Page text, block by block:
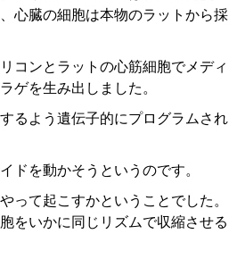
心臓の細胞は本物のラットから採
コンとラットの心筋細胞でメディ
ゲを生み出しました。
るよう遺伝子的にプログラムされ
ドを動かそうというのです。
って起こすかということでした。
をいかに同じリズムで収縮させる